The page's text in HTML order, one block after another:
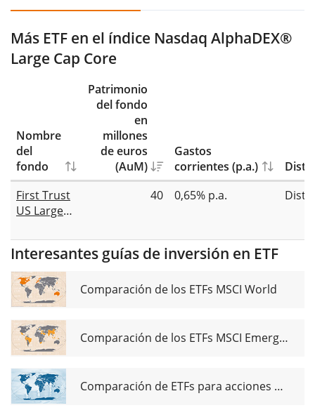
Más ETF en el índice Nasdaq AlphaDEX®
Large Cap Core
Nombre
del
fondo
Patrimonio
del fondo
en
millones
de euros
(AuM)
Gastos
corrientes (p.a.)
First Trust
US Large
AlphaDEX
UCITS ETF
Dist
40 0,65% p.a.
Interesantes guías de inversión en ETF
Comparación de los ETFs MSCI World
Comparación de los ETFs MSCI Emerging Markets
Comparación de ETFs para acciones de dividendos globales